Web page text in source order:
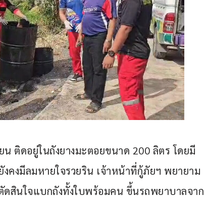
ติดอยู่ในถังยางมะตอยขนาด 200 ลิตร โดยมี
คงมีลมหายใจรวยริน เจ้าหน้าที่กู้ภัยฯ พยายาม
ดสินใจแบกถังทั้งใบพร้อมคน ขึ้นรถพยาบาลจาก